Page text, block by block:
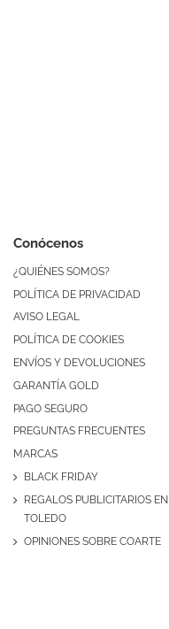
Conócenos
¿QUIÉNES SOMOS?
POLÍTICA DE PRIVACIDAD
AVISO LEGAL
POLÍTICA DE COOKIES
ENVÍOS Y DEVOLUCIONES
GARANTÍA GOLD
PAGO SEGURO
PREGUNTAS FRECUENTES
MARCAS
BLACK FRIDAY
REGALOS PUBLICITARIOS EN
TOLEDO
OPINIONES SOBRE COARTE